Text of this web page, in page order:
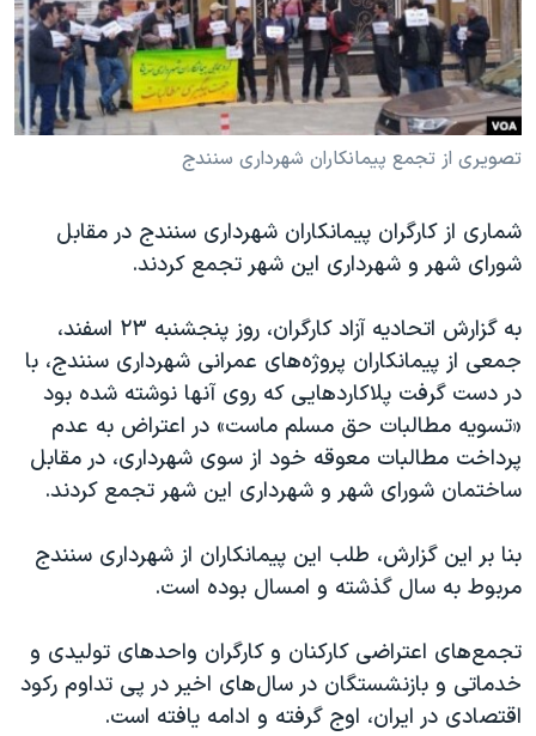
فرهنگ و زندگی
حقوق شهروندی
اقتصادی
علم و فناوری
گالری عکس
آرشیو پخش زنده
مستندها
انتخابات ریاست جمهوری آمریکا ۲۰۲۴
حمله جمهوری اسلامی به اسرائیل
رمز مهسا
اعتراضات زن، زندگی، آزادی
مجموعه مستندهای دادخواهی
تریبونال مردمی آبان ۹۸
دادگاه حمید نوری
چهل سال گروگان‌گیری
قانون شفافیت دارائی کادر رهبری ایران
اعتراضات مردمی آبان ۹۸
اسرائیل در جنگ
نرگس محمدی برنده جایزه نوبل صلح
صفحه‌های ویژه
سفر پرزیدنت ترامپ به چین
دنبال کنید
تصویری از تجمع پیمانکاران شهرداری سنندج
شماری از کارگران پیمانکاران شهرداری سنندج در مقابل
شورای شهر و شهرداری این شهر تجمع کردند.
به گزارش اتحادیه آزاد کارگران، روز پنجشنبه ۲۳ اسفند،
جمعی از پیمانکاران پروژه‌های عمرانی شهرداری سنندج، با
در دست گرفت پلاکاردهایی که روی آنها نوشته شده بود
«تسویه مطالبات حق مسلم ماست» در اعتراض به عدم
پرداخت مطالبات معوقه خود از سوی شهرداری، در مقابل
ساختمان شورای شهر و شهرداری این شهر تجمع کردند.
بنا بر این گزارش، طلب این پیمانکاران از شهرداری سنندج
مربوط به سال گذشته و امسال بوده است.
تجمع‌های اعتراضی کارکنان و کارگران واحدهای تولیدی و
خدماتی و بازنشستگان در سال‌های اخیر در پی تداوم رکود
اقتصادی در ایران، اوج گرفته و ادامه یافته است.